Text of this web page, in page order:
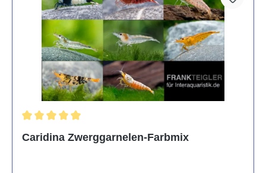
Caridina Zwerggarnelen-Farbmix